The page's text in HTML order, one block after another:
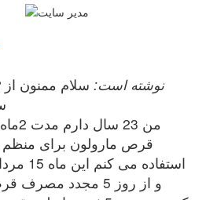
rezvaneh62 نوشته است: سلام ممنون از
من 23
قرص مارولون برای
استفاده
و از روز 5 مجدد